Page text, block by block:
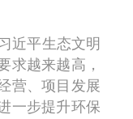
近平生态文明
求越来越高，
营、项目发展
一步提升环保